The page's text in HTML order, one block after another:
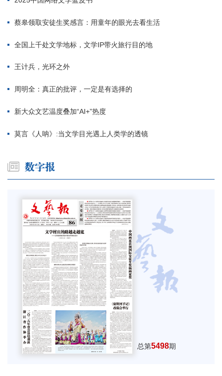
蔡皋领取安徒生奖感言：用童年的眼光去看生活
全国上千处文学地标，文学IP带火旅行目的地
王计兵，光环之外
周明全：真正的批评，一定是有选择的
新大众文艺温度叠加“AI+”热度
莫言《人呐》:当文学目光遇上人类学的透镜
总第5498期